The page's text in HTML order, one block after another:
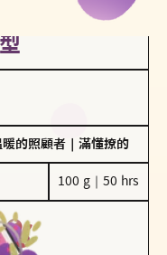
暖的照顧者 滿懂撩的
100 g｜50 hrs